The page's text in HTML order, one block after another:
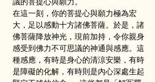
在這一刻，你的菩提心與願力極為宏
大，足以感動十方諸佛菩薩。於是，諸
佛菩薩降放神光，現前加持，令你親身
感受到佛力不可思議的神通與感應。這
種感應，有時是身心的清涼安樂，有時
是障礙的化解，有時則是內心深處生起